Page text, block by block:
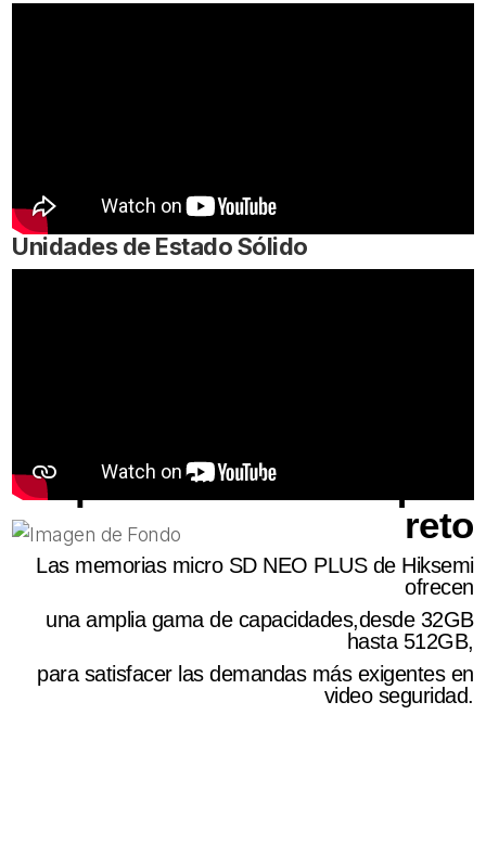
Unidades de Estado Sólido
para afrontar cualquier
reto
Las memorias micro SD NEO PLUS de Hiksemi
ofrecen
una amplia gama de capacidades,desde 32GB
hasta 512GB,
para satisfacer las demandas más exigentes en
video seguridad.